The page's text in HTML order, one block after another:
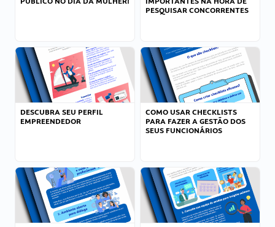
PESQUISAR CONCORRENTES
DESCUBRA SEU PERFIL
EMPREENDEDOR
COMO USAR CHECKLISTS
PARA FAZER A GESTÃO DOS
SEUS FUNCIONÁRIOS